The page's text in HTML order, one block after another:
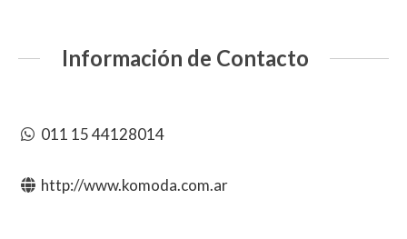
Información de Contacto
011 15 44128014
http://www.komoda.com.ar